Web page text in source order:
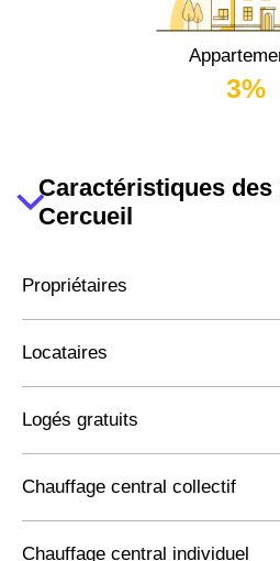
3%
Caractéristiques des
Cercueil
Propriétaires
Locataires
Logés gratuits
Chauffage central collectif
Chauffage central individuel